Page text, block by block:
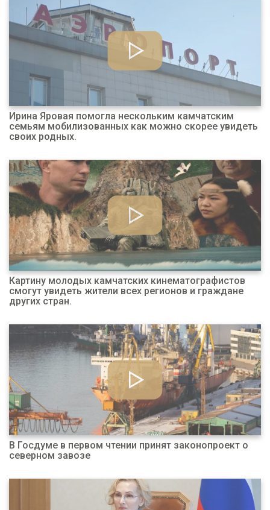
Ирина Яровая помогла нескольким камчатским
семьям мобилизованных как можно скорее увидеть
своих родных.
Картину молодых камчатских кинематографистов
смогут увидеть жители всех регионов и граждане
других стран.
В Госдуме в первом чтении принят законопроект о
северном завозе